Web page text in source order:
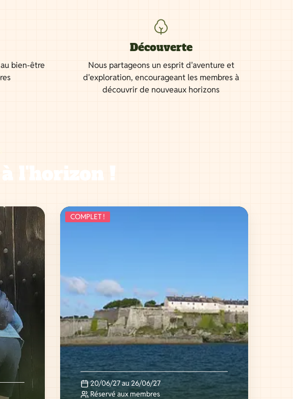
bien-être
Découverte
Nous partageons un esprit d'aventure et
d'exploration, encourageant les membres à
découvrir de nouveaux horizons
l'horizon !
COMPLET !
20/06/27 au 26/06/27
Réservé aux membres